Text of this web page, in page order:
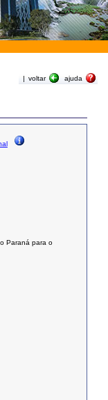
| voltar ajuda
Paraná para o